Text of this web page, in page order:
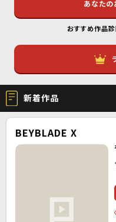
あなたの
おすすめ作品
新着作品
BEYBLADE X